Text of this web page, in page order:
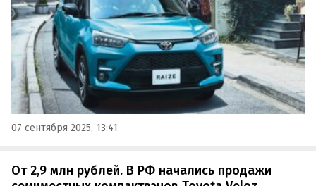
07 сентября 2025, 13:41
От 2,9 млн рублей. В РФ начались продажи